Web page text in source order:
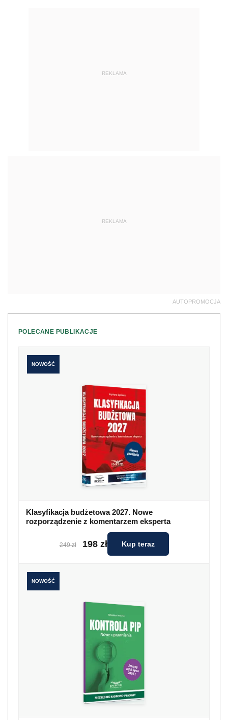
REKLAMA
REKLAMA
AUTOPROMOCJA
POLECANE PUBLIKACJE
NOWOŚĆ
Klasyfikacja budżetowa 2027. Nowe
rozporządzenie z komentarzem eksperta
249 zł 198 zł Kup teraz
NOWOŚĆ